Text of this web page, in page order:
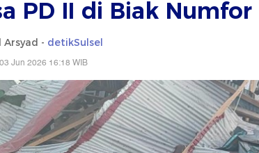
PD II di Biak Numfor
Arsyad - detikSulsel
Jun 2026 16:18 WIB